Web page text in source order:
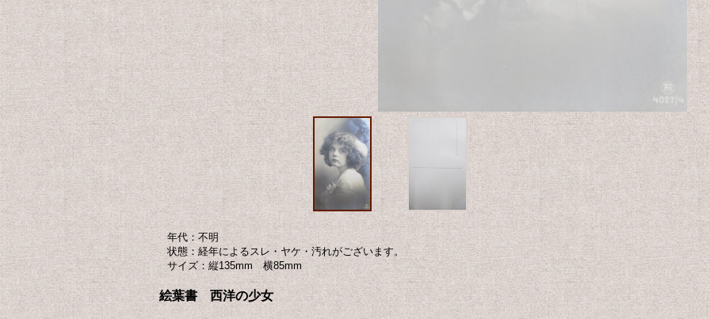
年代：不明
状態：経年によるスレ・ヤケ・汚れがございます。
サイズ：縦135mm 横85mm
絵葉書 西洋の少女